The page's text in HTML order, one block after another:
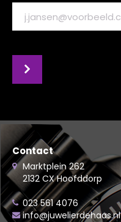
Contact
Marktplein 262
2132 CX Hoofddorp
023 561 4076
info@juwelierdehaas.nl